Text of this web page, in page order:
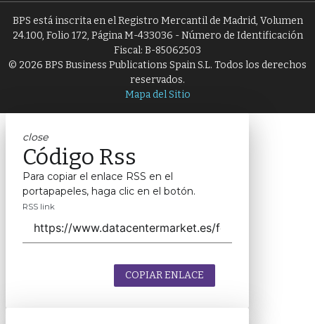
BPS está inscrita en el Registro Mercantil de Madrid, Volumen
24.100, Folio 172, Página M-433036 - Número de Identificación
Fiscal: B-85062503
© 2026 BPS Business Publications Spain S.L. Todos los derechos
reservados.
Mapa del Sitio
close
Código Rss
Para copiar el enlace RSS en el
portapapeles, haga clic en el botón.
RSS link
COPIAR ENLACE